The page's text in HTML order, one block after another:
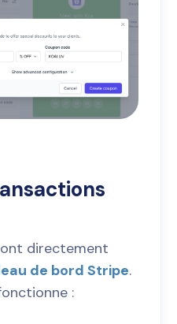
directement
de bord Stripe.
: